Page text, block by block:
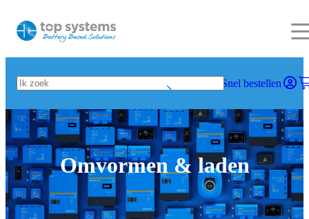
Snel bestellen
Omvormen & laden